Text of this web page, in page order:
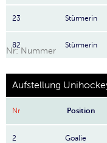
23 Stürmerin
82 Stürmerin
Nr: Nummer
Aufstellung
Nr Position
2 Goalie